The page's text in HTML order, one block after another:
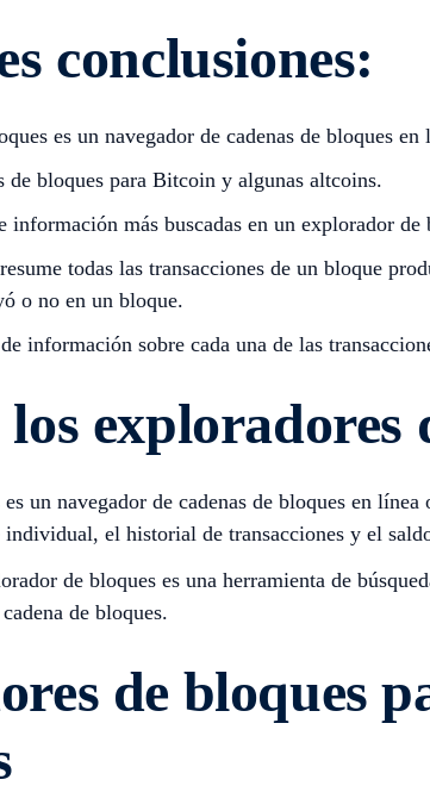
conclusiones:
es un navegador de cadenas de bloques
de bloques para Bitcoin y algunas altcoins.
información más buscadas en un explorador de
todas las transacciones de un bloque
o no en un bloque.
información sobre cada una de las
los exploradores
un navegador de cadenas de bloques en
el historial de transacciones y el
de bloques es una herramienta de
de bloques.
de bloques